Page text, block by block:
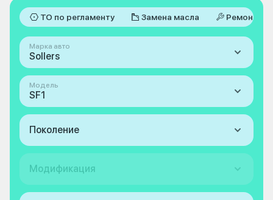
ТО по регламенту Замена масла Ремонт
Марка авто
Sollers
Модель
SF1
Поколение
Модификация